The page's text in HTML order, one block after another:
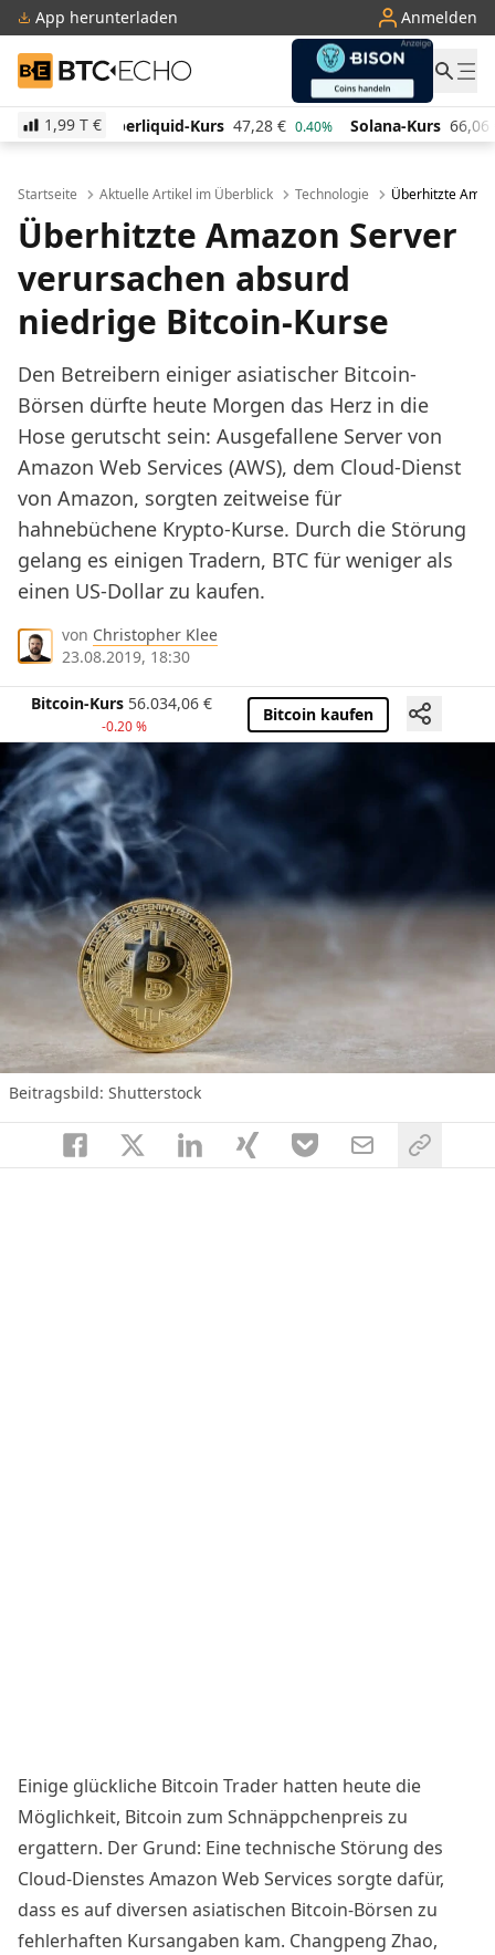
App herunterladen Anmelden
BTC-ECHO
1,99 T €
Kurs 47,28 0.40% Solana-Kurs 66,06 € 2.00% TRON-Kurs
Startseite Aktuelle Artikel im Überblick Technologie Überhitzte
Überhitzte Amazon Server
verursachen absurd
niedrige Bitcoin-Kurse
Den Betreibern einiger asiatischer Bitcoin-
Börsen dürfte heute Morgen das Herz in die
Hose gerutscht sein: Ausgefallene Server von
Amazon Web Services (AWS), dem Cloud-Dienst
von Amazon, sorgten zeitweise für
hahnebüchene Krypto-Kurse. Durch die Störung
gelang es einigen Tradern, BTC für weniger als
einen US-Dollar zu kaufen.
von Christopher Klee
23.08.2019, 18:30
Bitcoin-Kurs 56.034,06 €
-0.20 %
Bitcoin kaufen
Beitragsbild: Shutterstock
Einige glückliche Bitcoin Trader hatten heute die
Möglichkeit, Bitcoin zum Schnäppchenpreis zu
ergattern. Der Grund: Eine technische Störung des
Cloud-Dienstes Amazon Web Services sorgte dafür,
dass es auf diversen asiatischen Bitcoin-Börsen zu
fehlerhaften Kursangaben kam. Changpeng Zhao,